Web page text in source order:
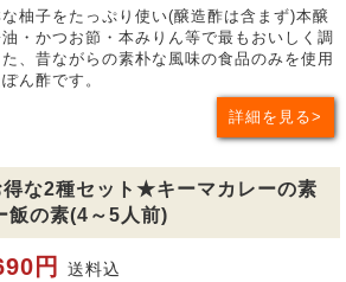
な柚子をたっぷり使い(醸造酢は含まず)本醸
・かつお節・本みりん等で最もおいしく調
、昔ながらの素朴な風味の食品のみを使用
ん酢です。
詳細を見る
得な2種セット★キーマカレーの素
飯の素(4～5人前)
円 送料込